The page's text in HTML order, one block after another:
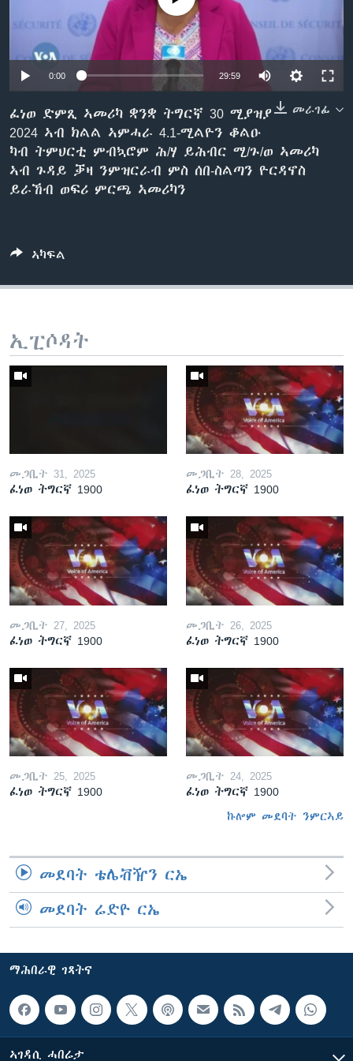
ቂሔ ጽልሚ
ቋንቋታት
0:00 29:59
መራገፊ
ፈነወ ድምጺ ኣመሪካ ቋንቋ ትግርኛ 30 ሚያዝያ
2024 ኣብ ክልል ኣምሓራ 4.1-ሚልዮን ቆልዑ
ካብ ትምህርቲ ምብኳሮም ሕ/ሃ ይሕብር ሚ/ጉ/ወ ኣመሪካ
ኣብ ጉዳይ ቓዛ ንምዝርራብ ምስ ሰበ-ስልጣን ዮርዳኖስ
ይራኸብ ወፍሪ ምርጫ ኣመሪካን
ኣካፍል
ኢፒሶዳት
መጋቢት 31, 2025
ፈነወ ትግርኛ 1900
መጋቢት 28, 2025
ፈነወ ትግርኛ 1900
መጋቢት 27, 2025
ፈነወ ትግርኛ 1900
መጋቢት 26, 2025
ፈነወ ትግርኛ 1900
መጋቢት 25, 2025
ፈነወ ትግርኛ 1900
መጋቢት 24, 2025
ፈነወ ትግርኛ 1900
ኩሎም መደባት ንምርኣይ
መደባት ቴሌቭዥን ርኤ
መደባት ሬድዮ ርኤ
ማሕበራዊ ገጻትና
ኣገዳሲ ሓበሬታ